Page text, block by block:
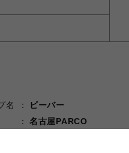
名
ビーバー
名古屋PARCO